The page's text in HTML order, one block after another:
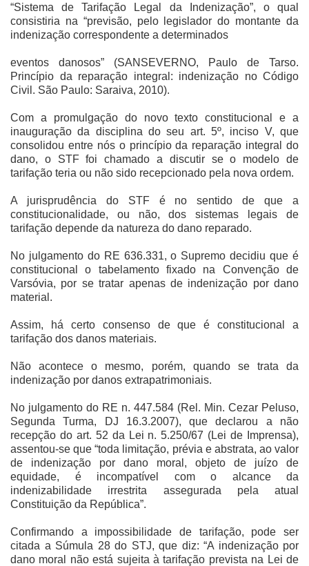
“Sistema de Tarifação Legal da Indenização”, o qual
consistiria na “previsão, pelo legislador do montante da
indenização correspondente a determinados
eventos danosos” (SANSEVERNO, Paulo de Tarso.
Princípio da reparação integral: indenização no Código
Civil. São Paulo: Saraiva, 2010).
Com a promulgação do novo texto constitucional e a
inauguração da disciplina do seu art. 5º, inciso V, que
consolidou entre nós o princípio da reparação integral do
dano, o STF foi chamado a discutir se o modelo de
tarifação teria ou não sido recepcionado pela nova ordem.
A jurisprudência do STF é no sentido de que a
constitucionalidade, ou não, dos sistemas legais de
tarifação depende da natureza do dano reparado.
No julgamento do RE 636.331, o Supremo decidiu que é
constitucional o tabelamento fixado na Convenção de
Varsóvia, por se tratar apenas de indenização por dano
material.
Assim, há certo consenso de que é constitucional a
tarifação dos danos materiais.
Não acontece o mesmo, porém, quando se trata da
indenização por danos extrapatrimoniais.
No julgamento do RE n. 447.584 (Rel. Min. Cezar Peluso,
Segunda Turma, DJ 16.3.2007), que declarou a não
recepção do art. 52 da Lei n. 5.250/67 (Lei de Imprensa),
assentou-se que “toda limitação, prévia e abstrata, ao valor
de indenização por dano moral, objeto de juízo de
equidade, é incompatível com o alcance da
indenizabilidade irrestrita assegurada pela atual
Constituição da República”.
Confirmando a impossibilidade de tarifação, pode ser
citada a Súmula 28 do STJ, que diz: “A indenização por
dano moral não está sujeita à tarifação prevista na Lei de